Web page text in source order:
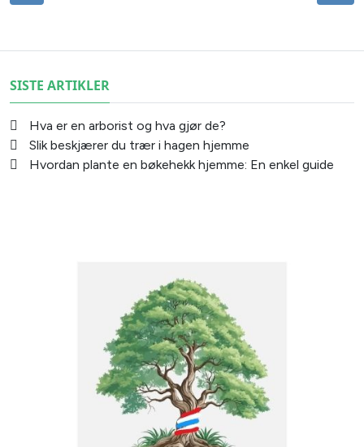
SISTE ARTIKLER
Hva er en arborist og hva gjør de?
Slik beskjærer du trær i hagen hjemme
Hvordan plante en bøkehekk hjemme: En enkel guide